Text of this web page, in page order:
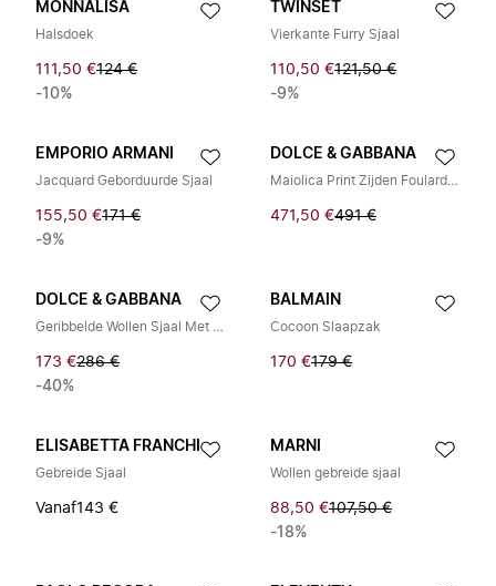
MONNALISA
Halsdoek
111,50 €124 €
-10%
TWINSET
Vierkante Furry Sjaal
110,50 €121,50 €
-9%
EMPORIO ARMANI
Jacquard Geborduurde Sjaal
155,50 €171 €
-9%
DOLCE & GABBANA
Maiolica Print Zijden Foulard 90x90
471,50 €491 €
DOLCE & GABBANA
Geribbelde Wollen Sjaal Met Logoplaat
173 €286 €
-40%
BALMAIN
Cocoon Slaapzak
170 €179 €
ELISABETTA FRANCHI
Gebreide Sjaal
Vanaf143 €
MARNI
Wollen gebreide sjaal
88,50 €107,50 €
-18%